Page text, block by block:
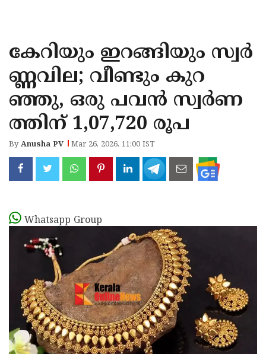
KANNUR
KASARAGOD
കേറിയും ഇറങ്ങിയും സ്വർ
ണ്ണവില; വീണ്ടും കുറ
ഞ്ഞു, ഒരു പവന്‍ സ്വര്‍ണ
ത്തിന് 1,07,720 രൂപ
ByAnusha PV Mar 26, 2026, 11:00 IST
Whatsapp Group